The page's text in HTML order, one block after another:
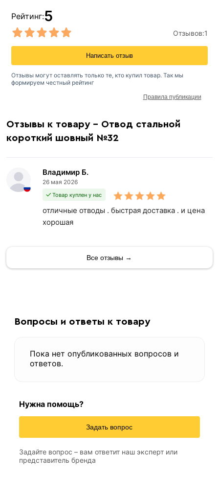
Отзывы к товару - Отвод стальной
короткий шовный №32
Владимир Б.
26 мая 2026
Товар куплен у нас
отличные отводы . быстрая доставка . и цена
хорошая
Все отзывы →
Рейтинг:5
Отзывов:1
Написать отзыв
Отзывы могут оставлять только те, кто купил товар. Так мы
формируем честный рейтинг
Правила публикации
Вопросы и ответы к товару
Пока нет опубликованных вопросов и
ответов.
Нужна помощь?
Задать вопрос
Задайте вопрос – вам ответит наш эксперт или
представитель бренда